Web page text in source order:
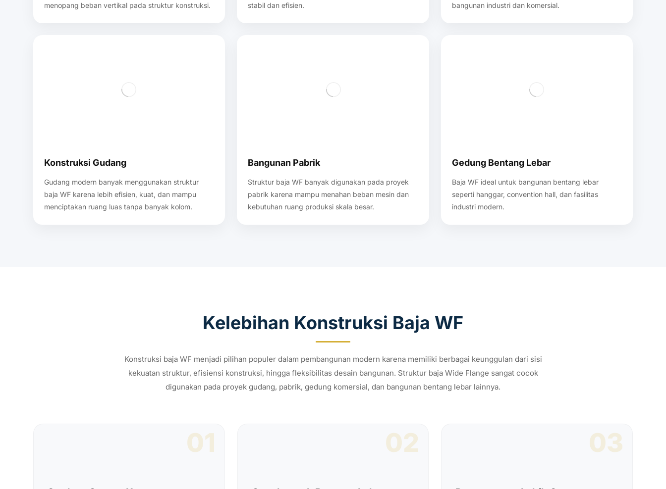
menopang beban vertikal pada struktur konstruksi.
stabil dan efisien.
bangunan industri dan komersial.
Konstruksi Gudang
Gudang modern banyak menggunakan struktur
baja WF karena lebih efisien, kuat, dan mampu
menciptakan ruang luas tanpa banyak kolom.
Bangunan Pabrik
Struktur baja WF banyak digunakan pada proyek
pabrik karena mampu menahan beban mesin dan
kebutuhan ruang produksi skala besar.
Gedung Bentang Lebar
Baja WF ideal untuk bangunan bentang lebar
seperti hanggar, convention hall, dan fasilitas
industri modern.
Kelebihan Konstruksi Baja WF
Konstruksi baja WF menjadi pilihan populer dalam pembangunan modern karena memiliki berbagai keunggulan dari sisi
kekuatan struktur, efisiensi konstruksi, hingga fleksibilitas desain bangunan. Struktur baja Wide Flange sangat cocok
digunakan pada proyek gudang, pabrik, gedung komersial, dan bangunan bentang lebar lainnya.
01 02 03